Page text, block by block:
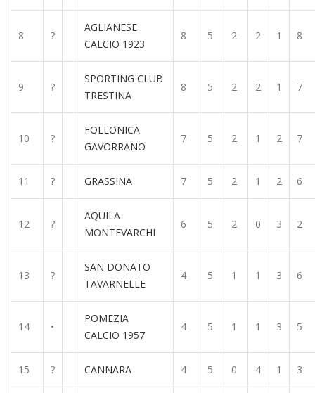
8 ?
AGLIANESE
CALCIO 1923
8 5 2 2 1 8
9 ?
SPORTING CLUB
TRESTINA
8 5 2 2 1 7
10 ?
FOLLONICA
GAVORRANO
7 5 2 1 2 7
11 ? GRASSINA 7 5 2 1 2 6
12 ?
AQUILA
MONTEVARCHI
6 5 2 0 3 2
13 ?
SAN DONATO
TAVARNELLE
4 5 1 1 3 6
14 •
POMEZIA
CALCIO 1957
4 5 1 1 3 5
15 ? CANNARA 4 5 0 4 1 3